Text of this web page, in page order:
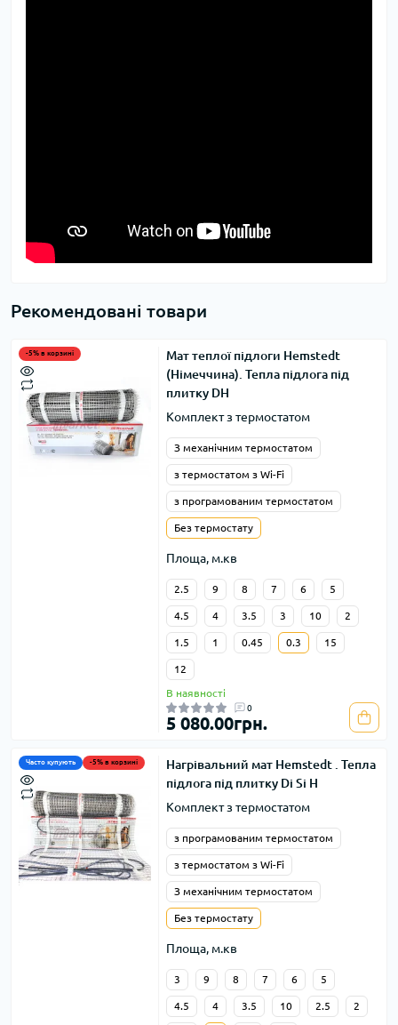
Рекомендовані товари
-5% в корзині
Мат теплої підлоги Hemstedt
(Німеччина). Тепла підлога під
плитку DH
Комплект з термостатом
З механічним термостатом
з термостатом з Wi-Fi
з програмованим термостатом
Без термостату
Площа, м.кв
2.5 9 8 7 6 5
4.5 4 3.5 3 10 2
1.5 1 0.45 0.3 15
12
В наявності
0
5 080.00грн.
Часто купують -5% в корзині
Нагрівальний мат Hemstedt . Тепла
підлога під плитку Di Si H
Комплект з термостатом
з програмованим термостатом
з термостатом з Wi-Fi
З механічним термостатом
Без термостату
Площа, м.кв
3 9 8 7 6 5
4.5 4 3.5 10 2.5 2